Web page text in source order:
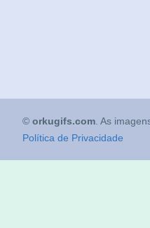
© orkugifs.com . As
Política de Privacidade